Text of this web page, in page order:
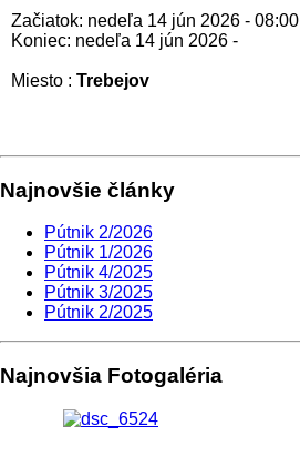
Začiatok: nedeľa 14 jún 2026 - 08:00
Koniec: nedeľa 14 jún 2026 -
Miesto : Trebejov
Najnovšie články
Pútnik 2/2026
Pútnik 1/2026
Pútnik 4/2025
Pútnik 3/2025
Pútnik 2/2025
Najnovšia Fotogaléria